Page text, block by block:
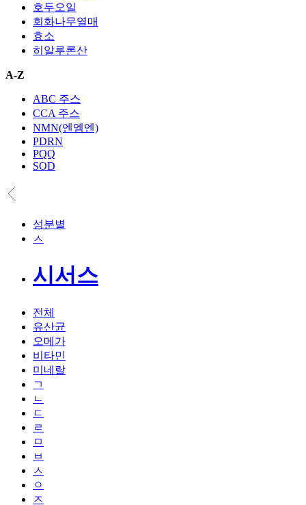
호두오일
회화나무열매
효소
히알루론산
A-Z
ABC 주스
CCA 주스
NMN(엔엠엔)
PDRN
PQQ
SOD
성분별
ㅅ
시서스
전체
유산균
오메가
비타민
미네랄
ㄱ
ㄴ
ㄷ
ㄹ
ㅁ
ㅂ
ㅅ
ㅇ
ㅈ